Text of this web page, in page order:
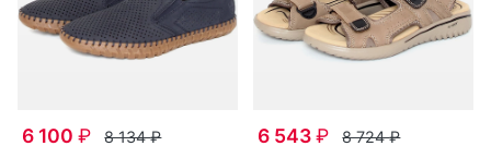
6 100₽ 8 134₽ 6 543₽ 8 724₽